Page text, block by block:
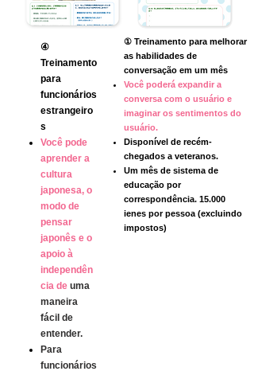
④
Treinamento
para
funcionários
estrangeiro
s
Você pode
aprender a
cultura
japonesa, o
modo de
pensar
japonês e o
apoio à
independên
cia de uma
maneira
fácil de
entender.
Para
funcionários
① Treinamento para melhorar
as habilidades de
conversação em um mês
Você poderá expandir a
conversa com o usuário e
imaginar os sentimentos do
usuário.
Disponível de recém-
chegados a veteranos.
Um mês de sistema de
educação por
correspondência. 15.000
ienes por pessoa (excluindo
impostos)